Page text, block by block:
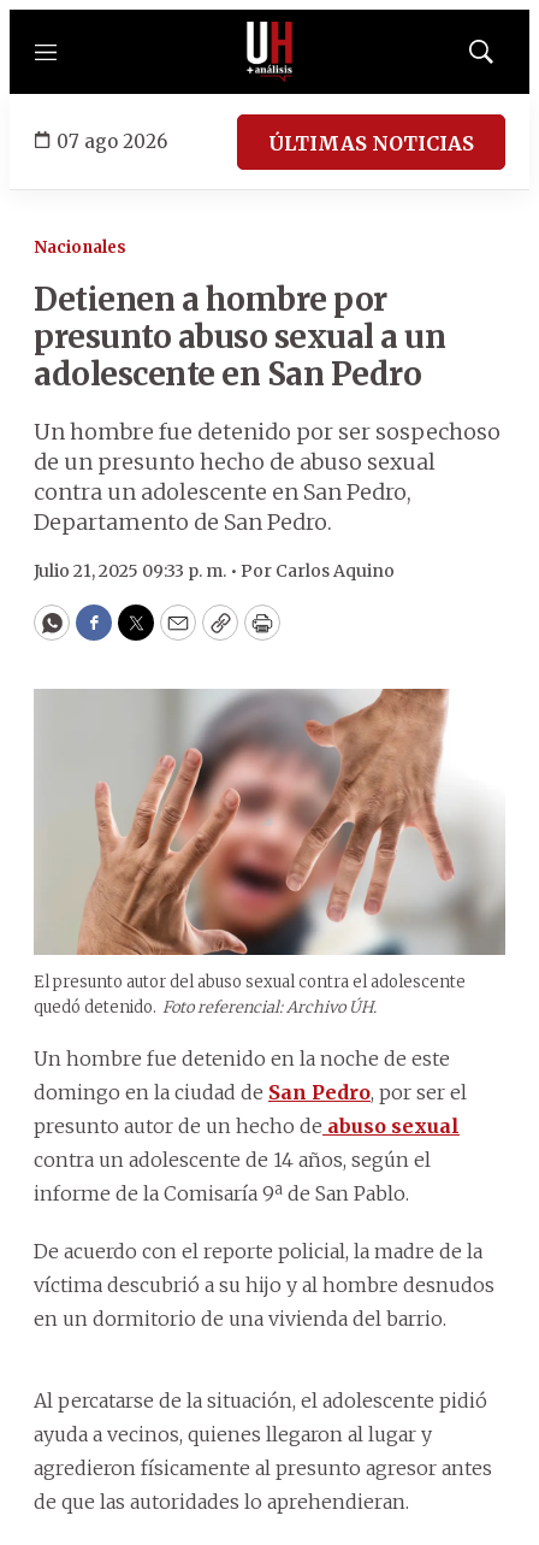
Menú
Mostrar
07 ago 2026 ÚLTIMAS NOTICIAS
Nacionales
Detienen a hombre por
presunto abuso sexual a un
adolescente en San Pedro
Un hombre fue detenido por ser sospechoso
de un presunto hecho de abuso sexual
contra un adolescente en San Pedro,
Departamento de San Pedro.
Julio 21, 2025 09:33 p. m. • Por Carlos Aquino
WhatsApp
Facebook
Twitter
EmailCopyPrint
El presunto autor del abuso sexual contra el adolescente
quedó detenido. Foto referencial: Archivo ÚH.
Un hombre fue detenido en la noche de este
domingo en la ciudad de San Pedro, por ser el
presunto autor de un hecho de abuso sexual
contra un adolescente de 14 años, según el
informe de la Comisaría 9ª de San Pablo.
De acuerdo con el reporte policial, la madre de la
víctima descubrió a su hijo y al hombre desnudos
en un dormitorio de una vivienda del barrio.
Al percatarse de la situación, el adolescente pidió
ayuda a vecinos, quienes llegaron al lugar y
agredieron físicamente al presunto agresor antes
de que las autoridades lo aprehendieran.